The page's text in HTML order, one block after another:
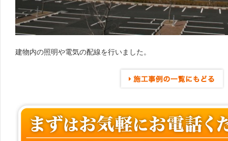
建物内の照明や電気の配線を行いました。